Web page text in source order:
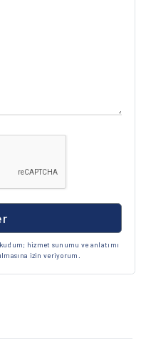
hizmet sunumu ve anlatımı
izin veriyorum.